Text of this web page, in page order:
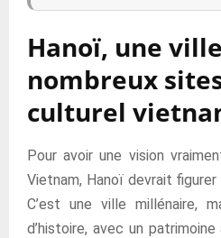
Hanoï, une
nombreux
culturel
Pour avoir une vision
Vietnam, Hanoï devrait
C’est une ville millénaire,
d’histoire, avec un